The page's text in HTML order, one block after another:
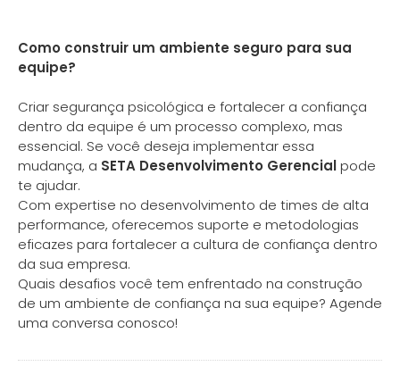
Como construir um ambiente seguro para sua
equipe?
Criar segurança psicológica e fortalecer a confiança
dentro da equipe é um processo complexo, mas
essencial. Se você deseja implementar essa
mudança, a SETA Desenvolvimento Gerencialpode
te ajudar.
Com expertise no desenvolvimento de times de alta
performance, oferecemos suporte e metodologias
eficazes para fortalecer a cultura de confiança dentro
da sua empresa.
Quais desafios você tem enfrentado na construção
de um ambiente de confiança na sua equipe? Agende
uma conversa conosco!